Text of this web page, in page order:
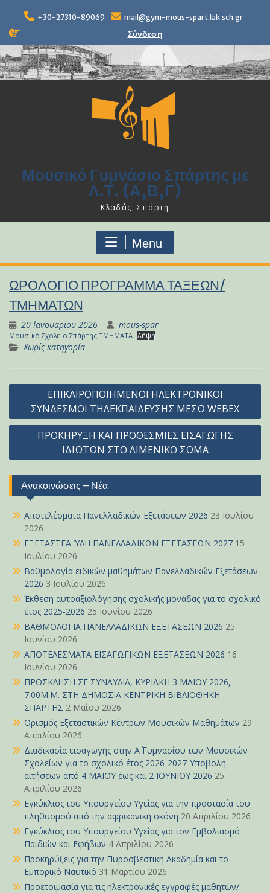
content
+30-27310-89069 mail@gym-mous-spart.lak.sch.gr
Σύνδεση
Μουσικό Γυμνάσιο Σπάρτης με
Λ.Τ. (Α,Β,Γ)
Κλαδάς, Σπάρτη
Menu
ΩΡΟΛΟΓΙΟ ΠΡΟΓΡΑΜΜΑ ΤΑΞΕΩΝ/
ΤΜΗΜΑΤΩΝ
20 Ιανουαρίου 2026 mous-spar
Μουσικό Σχολείο Σπάρτης ΤΜΗΜΑΤΑ Λήψη
Χωρίς κατηγορία
Πλοήγηση
άρθρων
ΕΠΙΚΑΙΡΟΠΟΙΗΜΕΝΟΙ ΗΛΕΚΤΡΟΝΙΚΟΙ
ΣΥΝΔΕΣΜΟΙ ΤΗΛΕΚΠΑΙΔΕΥΣΗΣ ΜΕΣΩ WEBEX
ΠΡΟΚΗΡΥΞΗ ΚΑΙ ΠΡΟΘΕΣΜΙΕΣ ΕΙΣΑΓΩΓΗΣ
ΙΔΙΩΤΩΝ ΣΤΟ ΛΙΜΕΝΙΚΟ ΣΩΜΑ
Ανακοινώσεις – Νέα
Αποτελέσματα Πανελλαδικών Εξετάσεων 2026 23 Ιουλίου
2026
ΕΞΕΤΑΣΤΕΑ ΎΛΗ ΠΑΝΕΛΛΑΔΙΚΩΝ ΕΞΕΤΑΣΕΩΝ 2027 15
Ιουλίου 2026
Βαθμολογία ειδικών μαθημάτων Πανελλαδικών Εξετάσεων
2026 3 Ιουλίου 2026
Έκθεση αυτοαξιολόγησης σχολικής μονάδας για το σχολικό
έτος 2025-2026 25 Ιουνίου 2026
ΒΑΘΜΟΛΟΓΙΑ ΠΑΝΕΛΛΑΔΙΚΩΝ ΕΞΕΤΑΣΕΩΝ 2026 25
Ιουνίου 2026
ΑΠΟΤΕΛΕΣΜΑΤΑ ΕΙΣΑΓΩΓΙΚΩΝ ΕΞΕΤΑΣΕΩΝ 2026 16
Ιουνίου 2026
ΠΡΟΣΚΛΗΣΗ ΣΕ ΣΥΝΑΥΛΙΑ, ΚΥΡΙΑΚΗ 3 ΜΑΪΟΥ 2026,
7:00Μ.Μ. ΣΤΗ ΔΗΜΟΣΙΑ ΚΕΝΤΡΙΚΗ ΒΙΒΛΙΟΘΗΚΗ
ΣΠΑΡΤΗΣ 2 Μαΐου 2026
Ορισμός Εξεταστικών Κέντρων Μουσικών Μαθημάτων 29
Απριλίου 2026
Διαδικασία εισαγωγής στην Α΄ Γυμνασίου των Μουσικών
Σχολείων για το σχολικό έτος 2026-2027-Υποβολή
αιτήσεων από 4 ΜΑΪΟΥ έως και 2 ΙΟΥΝΙΟΥ 2026 25
Απριλίου 2026
Εγκύκλιος του Υπουργείου Υγείας για την προστασία του
πληθυσμού από την αφρικανική σκόνη 20 Απριλίου 2026
Εγκύκλιος του Υπουργείου Υγείας για τον Εμβολιασμό
Παιδιών και Εφήβων 4 Απριλίου 2026
Προκηρύξεις για την Πυροσβεστική Ακαδημία και το
Εμπορικό Ναυτικό 31 Μαρτίου 2026
Προετοιμασία για τις ηλεκτρονικές εγγραφές μαθητών/